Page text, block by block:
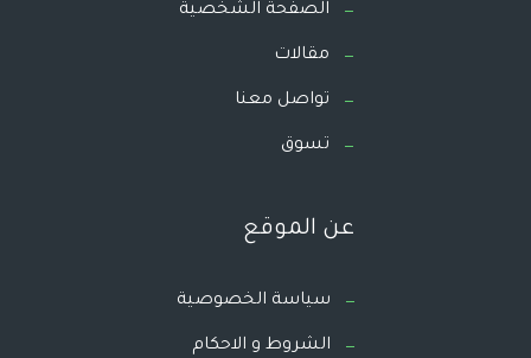
الصفحة الشخصية
مقالات
تواصل معنا
تسوق
عن الموقع
سياسة الخصوصية
الشروط و الاحكام